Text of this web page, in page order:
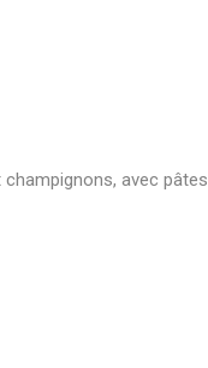
avec pâtes